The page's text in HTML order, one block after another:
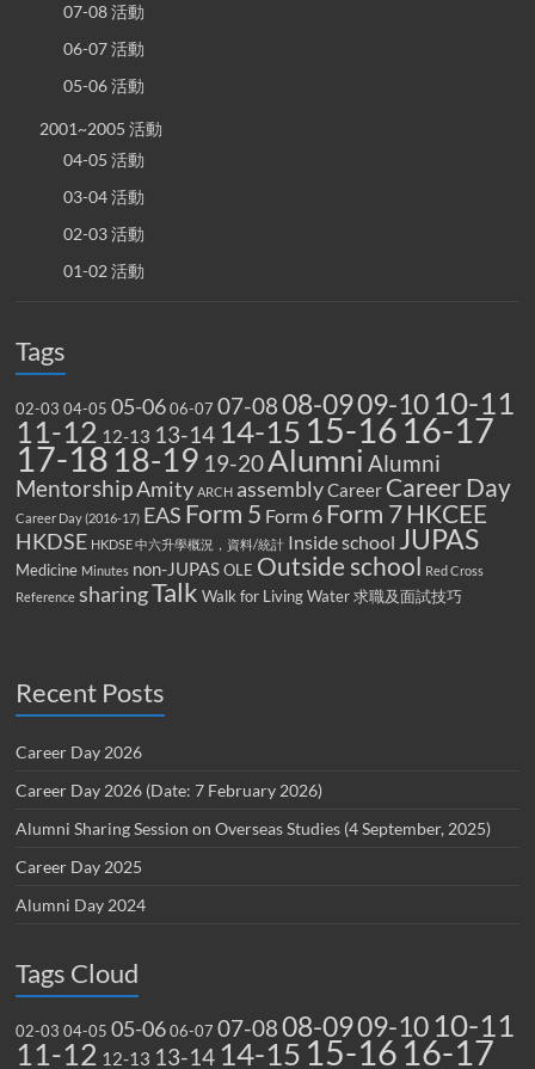
07-08 活動
06-07 活動
05-06 活動
2001~2005 活動
04-05 活動
03-04 活動
02-03 活動
01-02 活動
Tags
02-03 04-05 05-06 06-07 07-0808-0909-10 10-11
11-12 12-13 13-14 14-15 15-16 16-17
17-18 18-19 19-20Alumni Alumni
MentorshipAmity ARCH assemblyCareer Career Day
Career Day (2016-17) EAS Form 5 Form 6 Form 7HKCEE
HKDSE HKDSE 中六升學概況，資料/統計 Inside school JUPAS
Medicine Minutes non-JUPAS OLE Outside school Red Cross
Reference sharingTalk Walk for Living Water 求職及面試技巧
Recent Posts
Career Day 2026
Career Day 2026 (Date: 7 February 2026)
Alumni Sharing Session on Overseas Studies (4 September, 2025)
Career Day 2025
Alumni Day 2024
Tags Cloud
02-03 04-05 05-06 06-07 07-0808-0909-10 10-11
11-12 12-13 13-14 14-15 15-16 16-17